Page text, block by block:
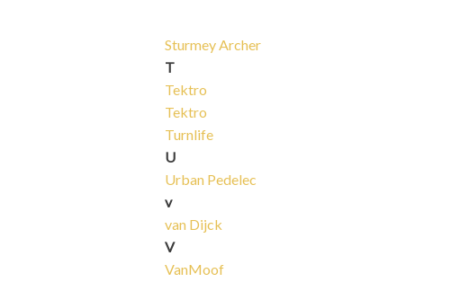
Sturmey Archer
T
Tektro
Tektro
Turnlife
U
Urban Pedelec
v
van Dijck
V
VanMoof